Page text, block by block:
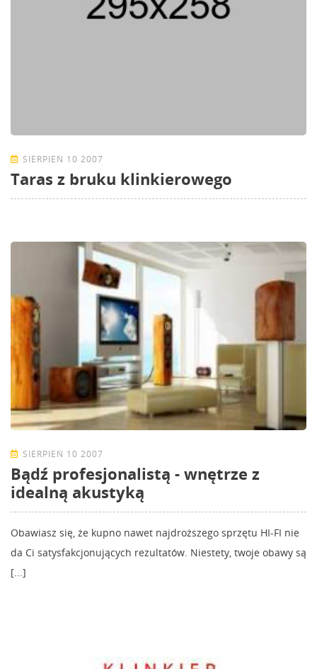
SIERPIEŃ 10 2007
Taras z bruku klinkierowego
SIERPIEŃ 10 2007
Bądź profesjonalistą - wnętrze z
idealną akustyką
Obawiasz się, że kupno nawet najdroższego sprzętu HI-FI nie
da Ci satysfakcjonujących rezultatów. Niestety, twoje obawy są
[...]